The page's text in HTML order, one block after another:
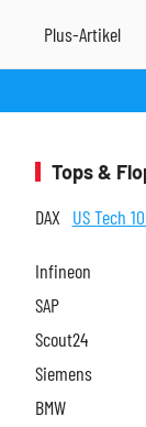
Tops &
DAX US Tech
Infineon
SAP
Scout24
Siemens
BMW